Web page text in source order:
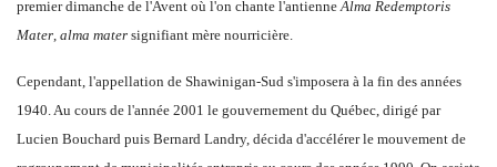
premier dimanche de l'Avent où l'on chante l'antienneAlma Redemptoris
Mater, alma mater signifiant mère nourricière.
Cependant, l'appellation de Shawinigan-Sud s'imposera à la fin des années
1940. Au cours de l'année 2001 le gouvernement du Québec, dirigé par
Lucien Bouchard puis Bernard Landry, décida d'accélérer le mouvement de